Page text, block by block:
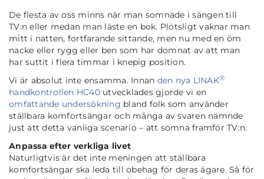
De flesta av oss minns när man somnade i sängen till
TV:n eller medan man läste en bok. Plötsligt vaknar man
mitt i natten, fortfarande sittande, men nu med en öm
nacke eller rygg eller ben som har domnat av att man
har suttit i flera timmar i knepig position.
Vi är absolut inte ensamma. Innan den nya LINAK®
handkontrollen HC40utvecklades gjorde vi en
omfattande undersökning bland folk som använder
ställbara komfortsängar och många av svaren nämnde
just att detta vanliga scenario – att somna framför TV:n.
Anpassa efter verkliga livet
Naturligtvis är det inte meningen att ställbara
komfortsängar ska leda till obehag för deras ägare. Så för